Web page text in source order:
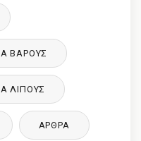
ΒΆΡΟΥΣ
ΛΊΠΟΥΣ
ΑΡΘΡΑ